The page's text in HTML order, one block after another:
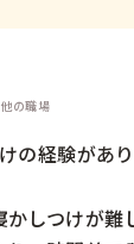
の職場
の経験があり
しつけが難